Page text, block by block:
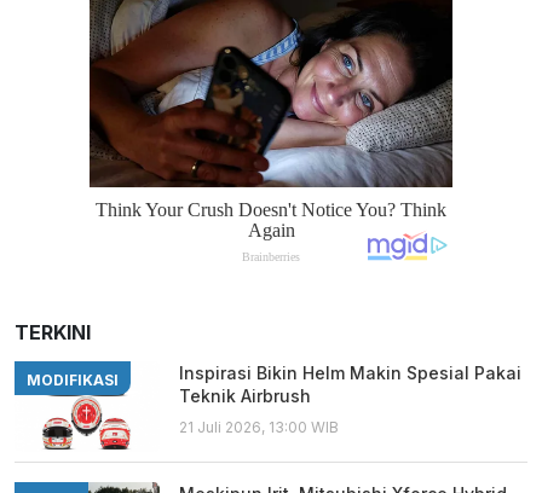
TERKINI
MODIFIKASI
Inspirasi Bikin Helm Makin Spesial Pakai
Teknik Airbrush
21 Juli 2026, 13:00 WIB